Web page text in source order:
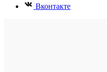
Вконтакте